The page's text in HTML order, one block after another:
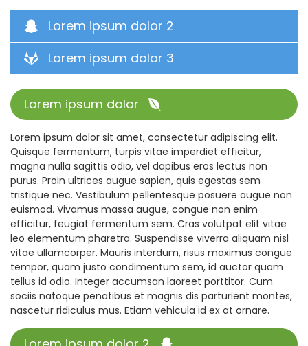
Lorem ipsum dolor 2
Lorem ipsum dolor 3
Lorem ipsum dolor
Lorem ipsum dolor sit amet, consectetur adipiscing elit.
Quisque fermentum, turpis vitae imperdiet efficitur,
magna nulla sagittis odio, vel dapibus eros lectus non
purus. Proin ultrices augue sapien, quis egestas sem
tristique nec. Vestibulum pellentesque posuere augue non
euismod. Vivamus massa augue, congue non enim
efficitur, feugiat fermentum sem. Cras volutpat elit vitae
leo elementum pharetra. Suspendisse viverra aliquam nisl
vitae ullamcorper. Mauris interdum, risus maximus congue
tempor, quam justo condimentum sem, id auctor quam
tellus id odio. Integer accumsan laoreet porttitor. Cum
sociis natoque penatibus et magnis dis parturient montes,
nascetur ridiculus mus. Etiam vehicula id ex at ornare.